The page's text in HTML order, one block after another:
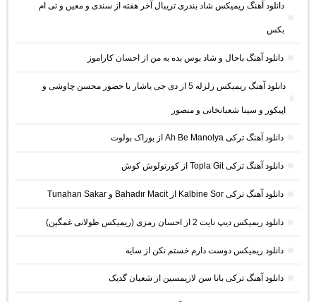
دانلود آهنگ ریمیکس شاد بندری تریبال آخر هفته از سندی و معین و تی ام
بکس
دانلود آهنگ باحال و شاد بوس بده به من از احسان کاراموز
دانلود آهنگ ریمیکس زلزله 5 از دی جی یاشار با حضور محسن چاوشی و
اپیکور و سینا شعبانخانی و منصور
دانلود آهنگ ترکی Ah Be Manolya از بوراک بولوت
دانلود آهنگ ترکی Topla Git از کورتولوش کوش
دانلود آهنگ ترکی Kalbine Sor از Bahadır Macit و Tunahan Sakar
دانلود ریمیکس دیپ نایت 2 از احسان رمزی (ریمیکس طولانی غمگین)
دانلود ریمیکس دوست دارم خستم نکن از سایه
دانلود آهنگ ترکی بانا سن لازیمسین از شعبان گدیک